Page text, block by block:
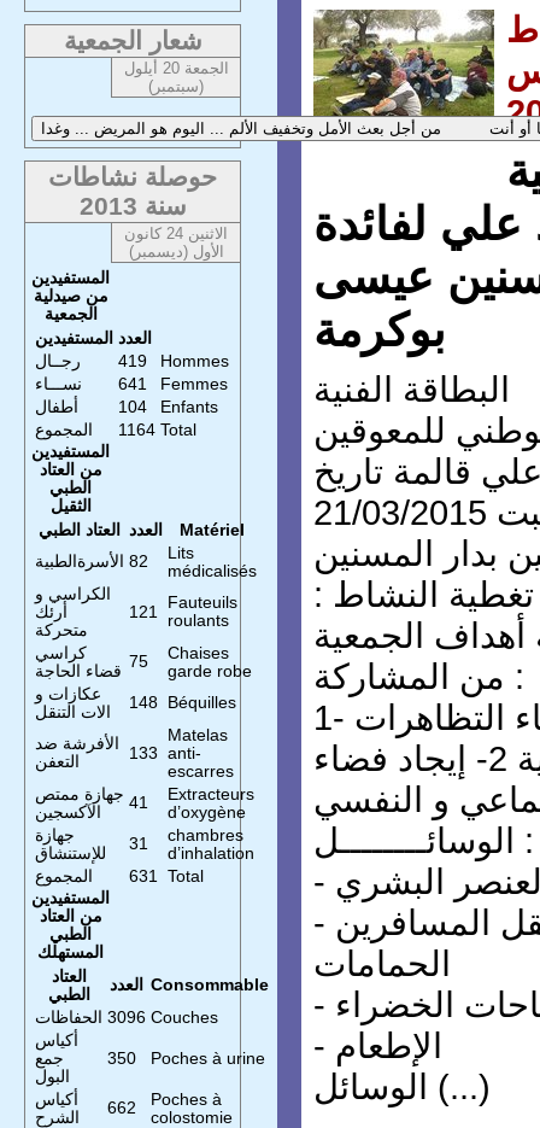
شعار الجمعية
الجمعة 20 أيلول
(سبتمبر)
حوصلة نشاطات
سنة 2013
الاثنين 24 كانون
الأول (ديسمبر)
المستفيدين
من صيدلية
الجمعية
المستفيدين العدد
رجــال
419
Hommes
نســـاء
641
Femmes
أطفال
104
Enfants
المجموع
1164 Total
المستفيدين
من العتاد
الطبي
الثقيل
العتاد الطبي العدد
Matériel
الأسرةالطبية 82
Lits
médicalisés
الكراسي و
أرئك
متحركة
121
Fauteuils
roulants
كراسي
قضاء الحاجة 75
Chaises
garde robe
عكازات و
الات التنقل
148 Béquilles
الأفرشة ضد
التعفن
133
Matelas
anti-
escarres
جهازة ممتص
الآكسجين
41
Extracteurs
d’oxygène
جهازة
للإستنشاق
31
chambres
d’inhalation
المجموع
631
Total
المستفيدين
من العتاد
الطبي
المستهلك
العتاد
الطبي
العدد Consommable
الحفاظات 3096 Couches
أكياس
جمع
البول
350 Poches à urine
أكياس
الشرح
662
Poches à
colostomie
علي لفائدة
عيسى
بوكرمة
البطاقة الفنية
للمعوقين
قالمة تاريخ
النشــــــــاط : السبت 21/03/2015
بدار المسنين
تغطية النشاط :
أهداف الجمعية
من المشاركة :
1- المشاركة في إحياء التظاهرات
التضامنية الوطنية 2- إيجاد فضاء
و النفسي
الوسائــــــــل :
البشري
المسافرين
الحمامات
الخضراء
- الإطعام
الوسائل (...)